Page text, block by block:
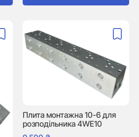
Плита монтажна 10-6 для
розподільника 4WE10